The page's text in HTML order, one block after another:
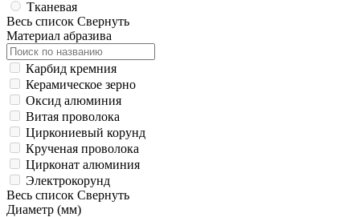
Тканевая
Весь список Свернуть
Материал абразива
Карбид кремния
Керамическое зерно
Оксид алюминия
Витая проволока
Циркониевый корунд
Крученая проволока
Цирконат алюминия
Электрокорунд
Весь список Свернуть
Диаметр (мм)